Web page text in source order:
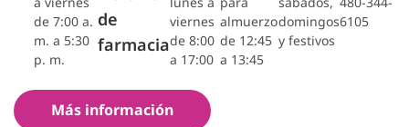
de 7:00 a.
m. a 5:30
p. m.
de
farmacia
viernes
de 8:00
a 17:00
almuerzo
de 12:45
a 13:45
domingos
y festivos
6105
Más información